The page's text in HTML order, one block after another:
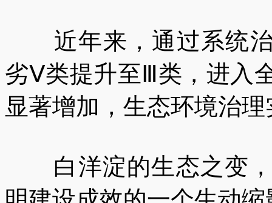
近年来，通过系统治
劣Ⅴ类提升至Ⅲ类，进入
显著增加，生态环境治
白洋淀的生态之变，